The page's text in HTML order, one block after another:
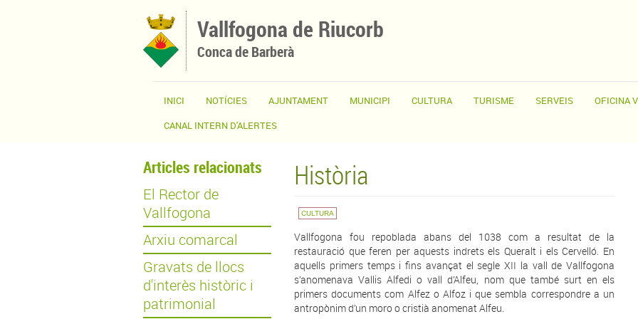
Vallfogona de Riucorb
Conca de Barberà
INICI NOTÍCIES AJUNTAMENT MUNICIPI CULTURA TURISME SERVEIS
OFICINA
CANAL INTERN D'ALERTES
Articles relacionats
El Rector de
Vallfogona
Arxiu comarcal
Gravats de llocs
d'interès històric i
patrimonial
Història
CULTURA
Vallfogona fou repoblada abans del 1038 com a resultat de la
restauració que feren per aquests indrets els Queralt i els Cervelló. En
aquells primers temps i fins avançat el segle XII la vall de Vallfogona
s’anomenava Vallis Alfedi o vall d’Alfeu, nom que també surt en els
primers documents com Alfez o Alfoz i que sembla correspondre a un
antropònim d’un moro o cristià anomenat Alfeu.